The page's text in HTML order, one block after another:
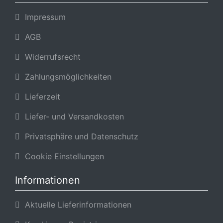
Impressum
AGB
Widerrufsrecht
Zahlungsmöglichkeiten
Lieferzeit
Liefer- und Versandkosten
Privatsphäre und Datenschutz
Cookie Einstellungen
Informationen
Aktuelle Lieferinformationen